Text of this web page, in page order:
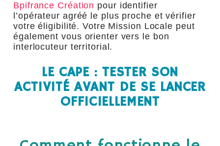
Bpifrance Création pour identifier
l’opérateur agréé le plus proche et vérifier
votre éligibilité. Votre Mission Locale peut
également vous orienter vers le bon
interlocuteur territorial.
LE CAPE : TESTER SON
ACTIVITÉ AVANT DE SE LANCER
OFFICIELLEMENT